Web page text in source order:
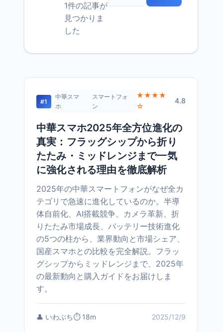
1件の記事が
見つかりま
した
#1
中華スマ
ホ
スマートフォ
ン
★★★★
☆
4.8
中華スマホ2025年全方位進化の
真実：フラッグシップから折り
たたみ・ミッドレンジまで一気
に強化される理由を徹底解析
2025年の中華スマートフォンがなぜ全カ
テゴリで急速に進化しているのか。半導
体自前化、AI搭載競争、カメラ革新、折
りたたみ市場成長、バッテリー技術進化
の5つの柱から、業界動向と市場シェア、
国産スマホとの比較を完全解説。フラッ
グシップからミッドレンジまで、2025年
の最新動向と購入ガイドをお届けしま
す。
👤 いわぶち⏱️ 18m 2025/12/9